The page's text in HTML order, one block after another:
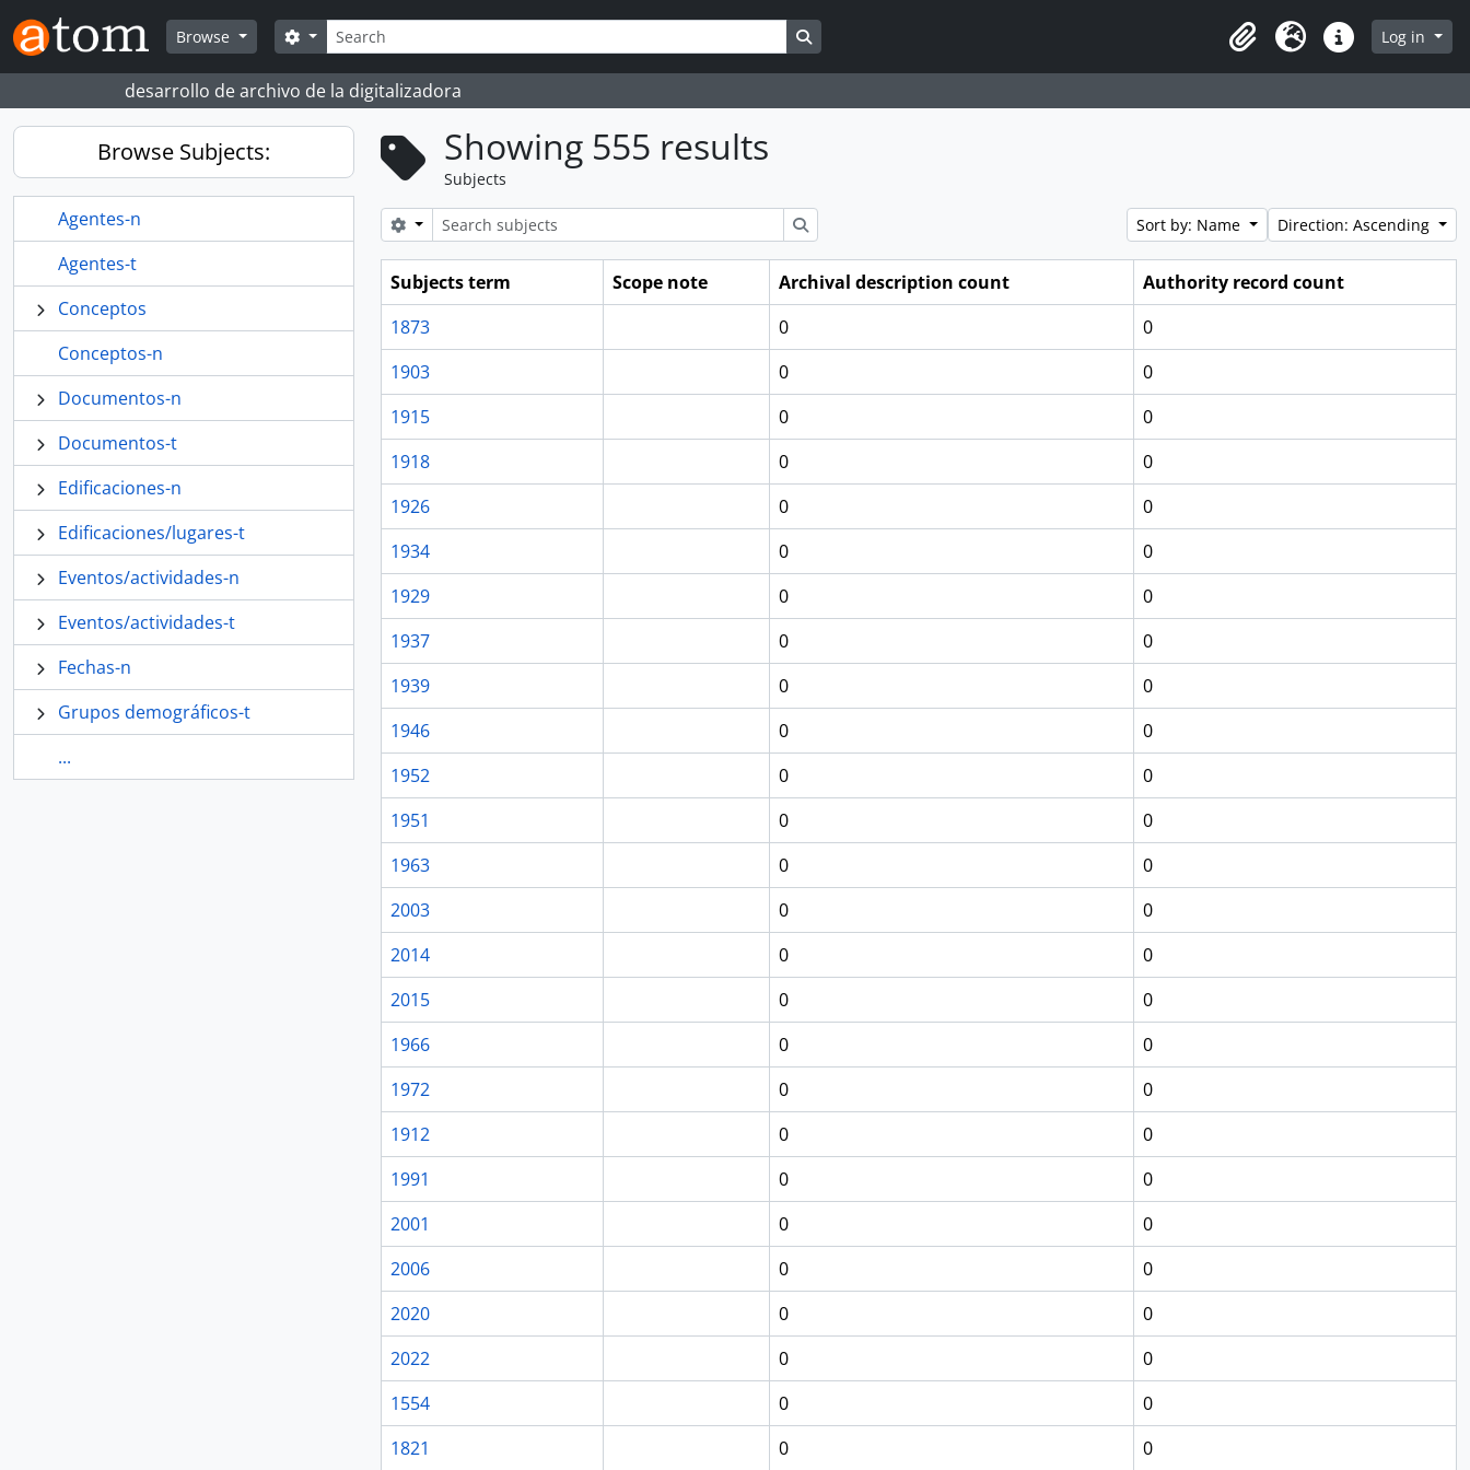
Skip to main content
Browse
Search
Search options
ClipboardLanguageQuick linksLog in
desarrollo de archivo de la digitalizadora
Browse Subjects:
Agentes-n
Agentes-t
Conceptos
Conceptos-n
Documentos-n
Documentos-t
Edificaciones-n
Edificaciones/lugares-t
Eventos/actividades-n
Eventos/actividades-t
Fechas-n
Grupos demográficos-t
...
Showing 555 results
Subjects
Search options Sort by: Name Direction: Ascending
Subjects term Scope note Archival description count
Authority record count
1873
0
0
1903
0
0
1915
0
0
1918
0
0
1926
0
0
1934
0
0
1929
0
0
1937
0
0
1939
0
0
1946
0
0
1952
0
0
1951
0
0
1963
0
0
2003
0
0
2014
0
0
2015
0
0
1966
0
0
1972
0
0
1912
0
0
1991
0
0
2001
0
0
2006
0
0
2020
0
0
2022
0
0
1554
0
0
1821
0 0